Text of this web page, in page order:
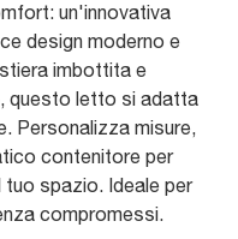
un'innovativa
design moderno e
imbottita e
questo letto si adatta
Personalizza misure,
contenitore per
spazio. Ideale per
compromessi.